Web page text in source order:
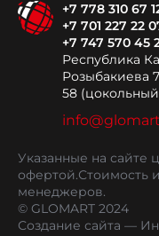
+7 778 310 67
+7 701 227 22
+7 747 570 45
Республика
Розыбакиева
58
Указанные на сайте
офертой.Стоимость
менеджеров.
© GLOMART 2024
Создание сайта —